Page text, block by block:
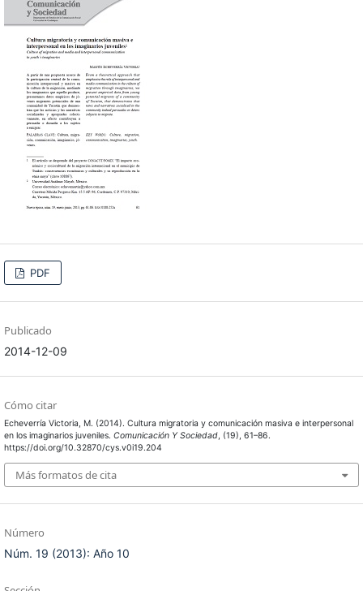
PDF
Publicado
2014-12-09
Cómo citar
Echeverría Victoria, M. (2014). Cultura migratoria y comunicación masiva e interpersonal
en los imaginarios juveniles. Comunicación Y Sociedad, (19), 61–86.
https://doi.org/10.32870/cys.v0i19.204
Más formatos de cita
Número
Núm. 19 (2013): Año 10